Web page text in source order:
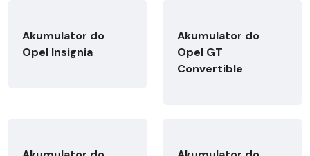
Akumulator do
Opel Insignia
Akumulator do
Opel GT
Convertible